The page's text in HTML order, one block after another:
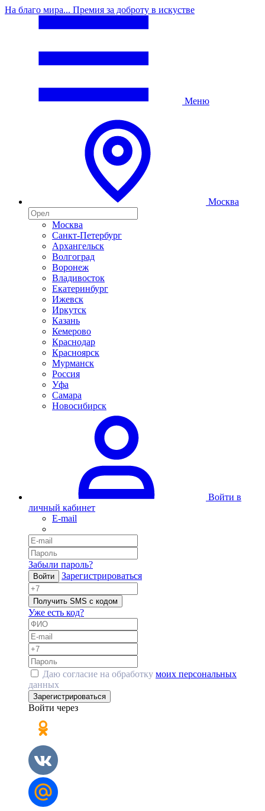
На благо мира... Премия за доброту в искустве
Меню
Москва
Москва
Санкт-Петербург
Архангельск
Волгоград
Воронеж
Владивосток
Екатеринбург
Ижевск
Иркутск
Казань
Кемерово
Краснодар
Красноярск
Мурманск
Россия
Уфа
Самара
Новосибирск
Войти в
личный кабинет
E-mail
Забыли пароль?
Войти Зарегистрироваться
Получить SMS с кодом
Уже есть код?
Даю согласие на обработку моих персональных
данных
Зарегистрироваться
Войти через